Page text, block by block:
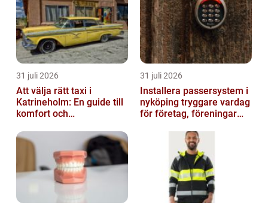
31 juli 2026
Att välja rätt taxi i
Katrineholm: En guide till
komfort och
31 juli 2026
Installera passersystem i
nyköping tryggare vardag
för företag, föreningar